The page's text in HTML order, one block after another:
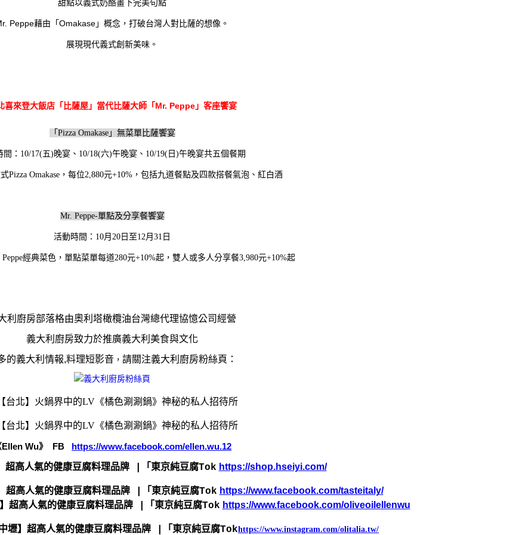
甜點以義式奶酪畫下完美句點
Peppe藉由「 Omakase 」概念，打破台灣人對比薩的想像。
展現現代義式創新美味。
喜來登大飯店「比薩屋」當代比薩大師「Mr. Peppe」客座饗宴
「Pizza Omakase」無菜單比薩饗宴
間：10/17(五)晚宴、10/18(六)午晚宴、10/19(日)午晚宴共五個餐期
Pizza Omakase，每位2,880元+10%，包括九道餐點及四款搭餐氣泡、紅白酒
Mr. Peppe-單點及分享餐饗宴
活動時間：10月20日至12月31日
經典菜色，單點菜單每道280元+10%起，雙人或多人分享餐3,980元+10%起
利廚房部落格由奧利塔橄欖油台灣總代理協憶公司經營
義大利廚房致力於推廣義大利美食與文化
的義大利情報,料理短影音 ， 請關注義大利廚房粉絲頁：
Ellen Wu》 FB https://www.facebook.com/ellen.wu.12
https://shop.hseiyi.com/
https://www.facebook.com/tasteitaly/
https://www.facebook.com/oliveoilellenwu
https://www.instagram.com/olitalia.tw/